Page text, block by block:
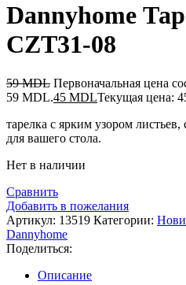
Dannyhome
CZT31-08
59MDL Первоначальная цена
59 MDL.45 MDLТекущая цена:
тарелка с ярким узором
для вашего стола.
Нет в наличии
Сравнить
Добавить в пожелания
Артикул: 13519 Категории:
Dannyhome
Поделиться:
Описание